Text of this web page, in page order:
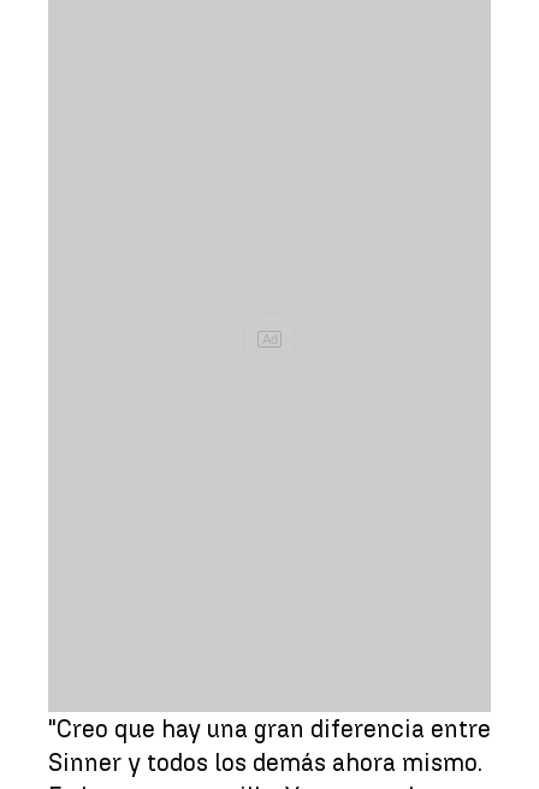
Ad
"Creo que hay una gran diferencia entre
Sinner y todos los demás ahora mismo.